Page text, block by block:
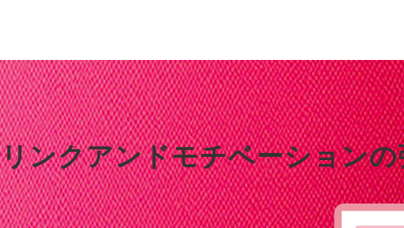
リンクアンドモチベーションの